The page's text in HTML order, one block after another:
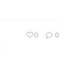
0
0